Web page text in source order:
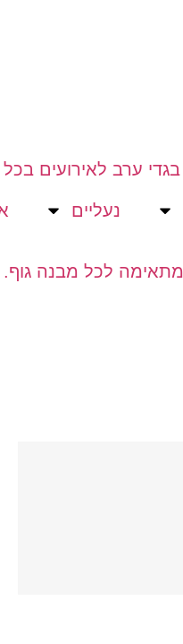
בגדי ערב לאירועים
נעליים